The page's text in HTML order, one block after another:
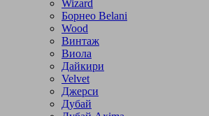
Wizard
Борнео Belani
Wood
Винтаж
Виола
Дайкири
Velvet
Джерси
Дубай